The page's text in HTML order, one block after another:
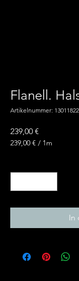
Flanell.
Artikelnummer: 13011822
239,00 €
239,00 € / 1m
1
In